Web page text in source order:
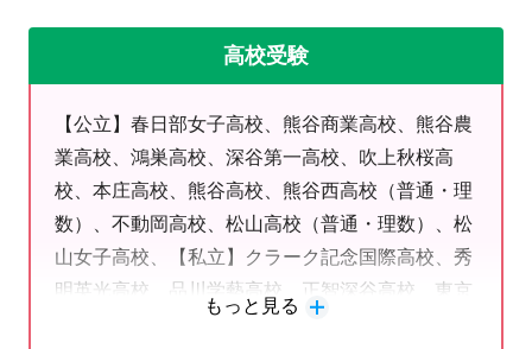
と！」学校授業と定期テストの成績で通知表が決まり、そこか
で、今すぐ準備を始めましょう。
公立高校の次の学力検査は２０２７年２月２５日の１回です。
本番で実力を出しきるために、夏は「基礎力up」、冬は「得点
力up」を目指した指導を行っていきます。
高校受験
【公立】春日部女子高校、熊谷商業高校、熊谷農
業高校、鴻巣高校、深谷第一高校、吹上秋桜高
校、本庄高校、熊谷高校、熊谷西高校（普通・理
数）、不動岡高校、松山高校（普通・理数）、松
山女子高校、【私立】クラーク記念国際高校、秀
明英光高校、品川学藝高校、正智深谷高校、東京
もっと見る